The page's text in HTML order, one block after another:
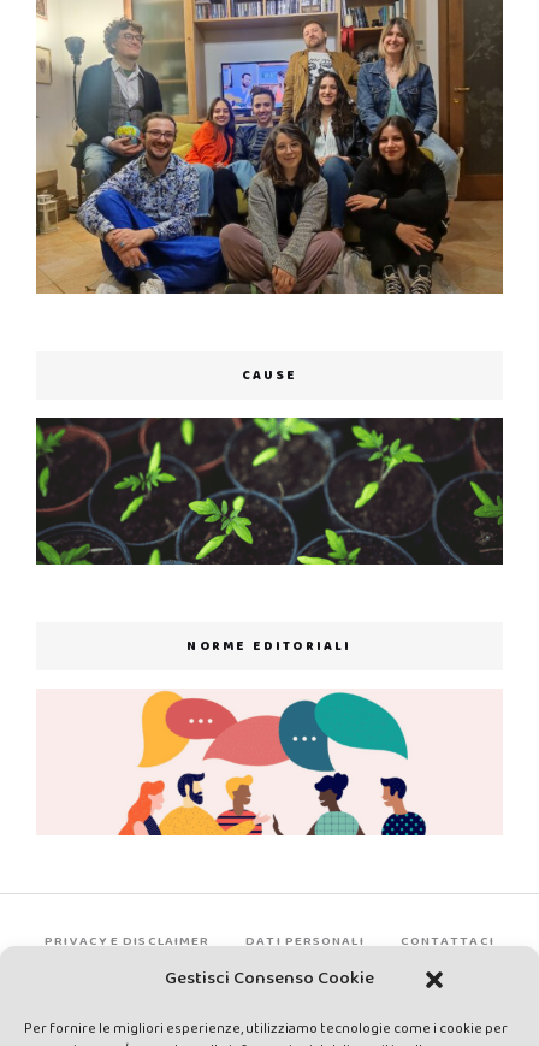
Gestisci Consenso Cookie
Per fornire le migliori esperienze, utilizziamo tecnologie come i cookie per
CAUSE
NORME EDITORIALI
PRIVACY E DISCLAIMER DATI PERSONALI CONTATTACI